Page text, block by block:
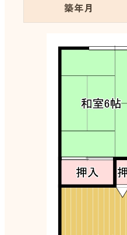
築年月